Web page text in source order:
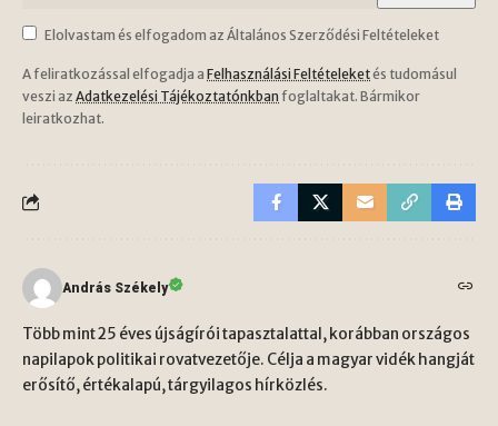
Elolvastam és elfogadom az Általános Szerződési Feltételeket
A feliratkozással elfogadja a Felhasználási Feltételeketés tudomásul
veszi az Adatkezelési Tájékoztatónkban foglaltakat. Bármikor
leiratkozhat.
András Székely
Több mint 25 éves újságírói tapasztalattal, korábban országos
napilapok politikai rovatvezetője. Célja a magyar vidék hangját
erősítő, értékalapú, tárgyilagos hírközlés.